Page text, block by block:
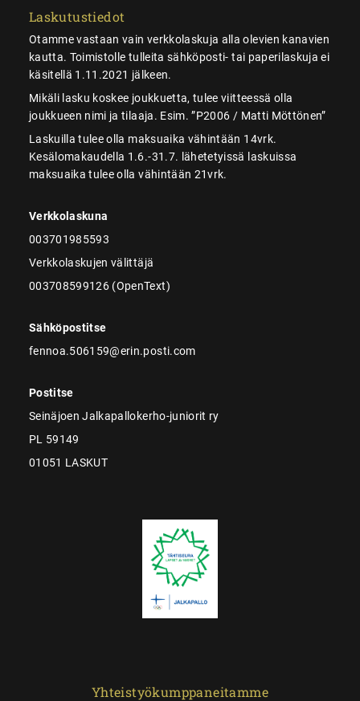
Laskutustiedot
Otamme vastaan vain verkkolaskuja alla olevien kanavien
kautta. Toimistolle tulleita sähköposti- tai paperilaskuja ei
käsitellä 1.11.2021 jälkeen.
Mikäli lasku koskee joukkuetta, tulee viitteessä olla
joukkueen nimi ja tilaaja. Esim. ”P2006 / Matti Möttönen”
Laskuilla tulee olla maksuaika vähintään 14vrk.
Kesälomakaudella 1.6.-31.7. lähetetyissä laskuissa
maksuaika tulee olla vähintään 21vrk.
Verkkolaskuna
003701985593
Verkkolaskujen välittäjä
003708599126 (OpenText)
Sähköpostitse
fennoa.506159@erin.posti.com
Postitse
Seinäjoen Jalkapallokerho-juniorit ry
PL 59149
01051 LASKUT
Yhteistyökumppaneitamme